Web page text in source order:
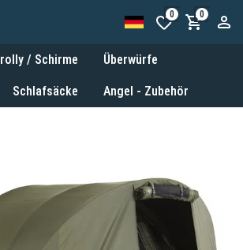
0 0
/ Schirme Überwürfe
Schlafsäcke Angel - Zubehör